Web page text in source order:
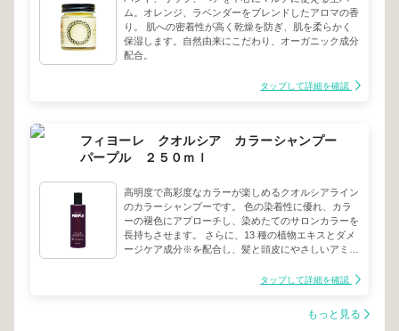
ム。オレンジ、ラベンダーをブレンドしたアロマの香
り。 肌への密着性が高く乾燥を防ぎ、肌を柔らかく
保湿します。自然由来にこだわり、オーガニック成分
配合。
タップして詳細を確認
フィヨーレ クオルシア カラーシャンプー
パープル ２５０ｍｌ
高明度で高彩度なカラーが楽しめるクオルシアライン
のカラーシャンプーです。 色の染着性に優れ、カラ
ーの褪色にアプローチし、染めたてのサロンカラーを
長持ちさせます。 さらに、13 種の植物エキスとダメ
ージケア成分※を配合し、髪と頭皮にやさしいアミノ
た髪をサポートします。※加水分解ケラチン（羊毛）
タップして詳細を確認
もっと見る